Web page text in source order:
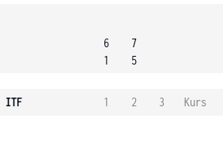
6
1
7
5
ITF 1 2 3
Kurs